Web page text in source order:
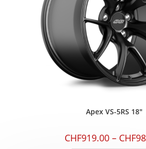
Apex VS-5RS 18″
CHF919.00– CHF